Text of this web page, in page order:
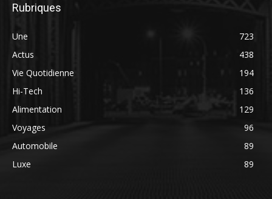
Rubriques
Une
723
Actus
438
Vie Quotidienne
194
Hi-Tech
136
Alimentation
129
Voyages
96
Automobile
89
Luxe
89